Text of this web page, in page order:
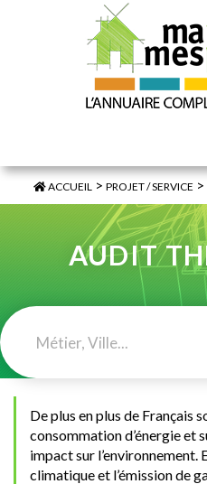
ACCUEIL >PROJET / SERVICE >
AUDIT
De plus en plus de Français
consommation d’énergie et
impact sur
climatique et l’émission de